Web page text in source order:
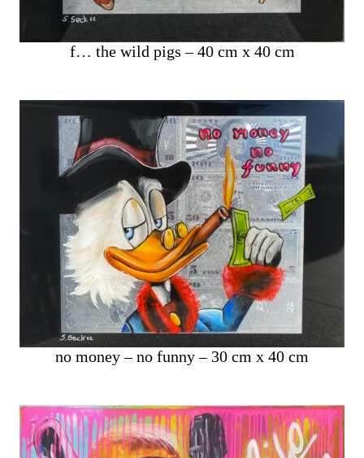
f… the wild pigs – 40 cm x 40 cm
no money – no funny – 30 cm x 40 cm